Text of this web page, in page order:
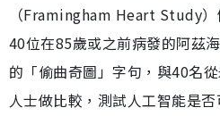
（Framingham Heart Study
40位在85歲或之前病發的阿茲
的「偷曲奇圖」字句，與40名
人士做比較，測試人工智能是